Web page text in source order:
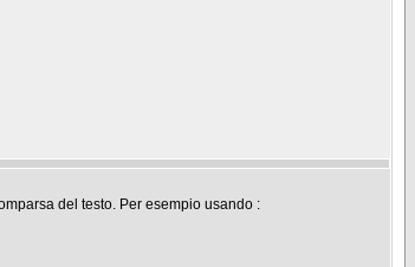
del testo. Per esempio usando :